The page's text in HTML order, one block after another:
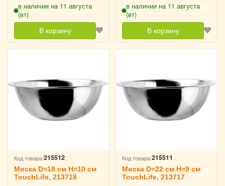
в наличии на 11 августа
(вт)
В корзину
в наличии на 11 августа
(вт)
В корзину
Код товара:215512
Миска D=18 см H=10 см
TouchLife, 213718
Код товара:215511
Миска D=22 см H=9 см
TouchLife, 213717